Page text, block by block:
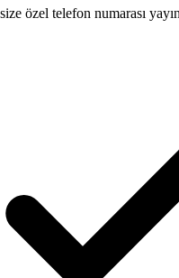
özel telefon numarası